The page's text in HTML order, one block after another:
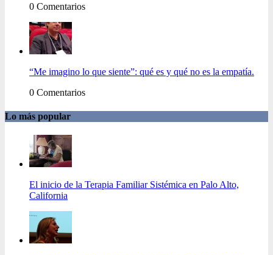
0 Comentarios
“Me imagino lo que siente”: qué es y qué no es la empatía.
0 Comentarios
Lo más popular
El inicio de la Terapia Familiar Sistémica en Palo Alto,
California